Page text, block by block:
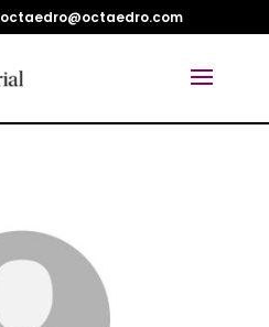
octaedro@octaedro.com